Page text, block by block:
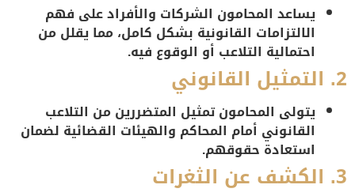
يساعد المحامون الشركات والأفراد على فهم
الالتزامات القانونية بشكل كامل، مما يقلل من
احتمالية التلاعب أو الوقوع فيه.
2. التمثيل القانوني
يتولى المحامون تمثيل المتضررين من التلاعب
القانوني أمام المحاكم والهيئات القضائية لضمان
استعادة حقوقهم.
3. الكشف عن الثغرات